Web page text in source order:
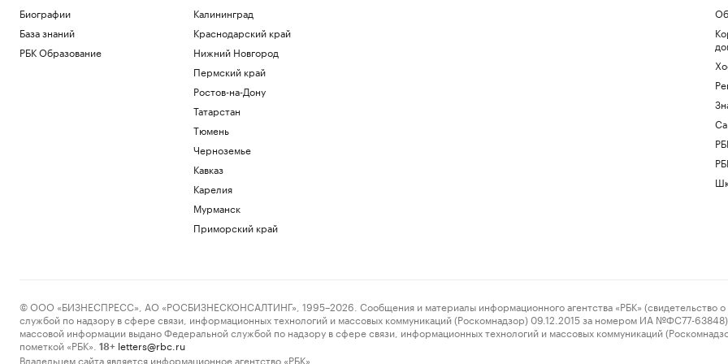
Биографии
База знаний
РБК Образование
Калининград
Краснодарский край
Нижний Новгород
Пермский край
Ростов-на-Дону
Татарстан
Тюмень
Черноземье
Кавказ
Карелия
Мурманск
Приморский край
© ООО «БИЗНЕСПРЕСС», АО «РОСБИЗНЕСКОНСАЛТИНГ», 1995–2026. Сообщения и материалы информационного агентства «РБК» (свидетельство о
службой по надзору в сфере связи, информационных технологий и массовых коммуникаций (Роскомнадзор) 09.12.2015 за номером ИА №ФС77-63848)
массовой информации выдано Федеральной службой по надзору в сфере связи, информационных технологий и массовых коммуникаций
пометкой «РБК».
18+ letters@rbc.ru
Владельцем сайта является информационное агентство «РБК».